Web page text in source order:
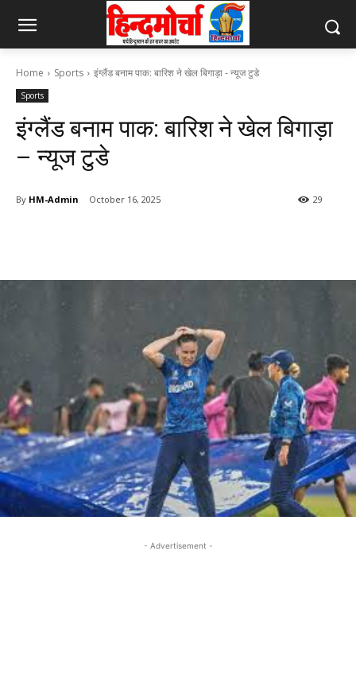
Home Sports इंग्लैंड बनाम पाक: बारिश ने खेल बिगाड़ा - न्यूज टुडे
Sports
इंग्लैंड बनाम पाक: बारिश ने खेल बिगाड़ा
– न्यूज टुडे
By HM-Admin October 16, 2025 29
- Advertisement -